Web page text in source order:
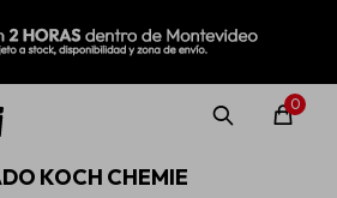
0
KOCH CHEMIE
MI CUENTA
Rolling Repuestos